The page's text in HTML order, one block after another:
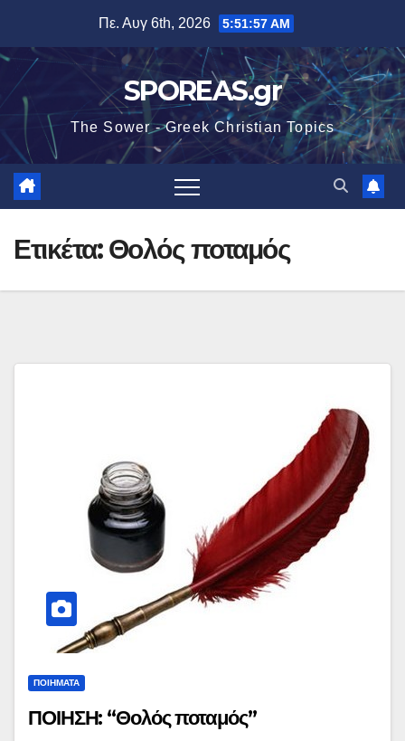
περιεχόμενο
Πε. Αυγ 6th, 2026 5:51:58 AM
SPOREAS.gr
The Sower - Greek Christian Topics
Ετικέτα:Θολός ποταμός
ΠΟΙΗΜΑΤΑ
ΠΟΙΗΣΗ: “Θολός ποταμός”